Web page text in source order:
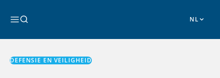
naar Zoeken
DEFENSIE EN VEILIGHEID